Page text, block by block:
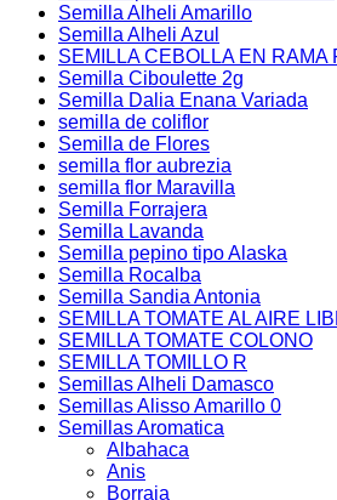
Semilla Alheli Amarillo
Semilla Alheli Azul
SEMILLA CEBOLLA EN RAMA
Semilla Ciboulette 2g
Semilla Dalia Enana Variada
semilla de coliflor
Semilla de Flores
semilla flor aubrezia
semilla flor Maravilla
Semilla Forrajera
Semilla Lavanda
Semilla pepino tipo Alaska
Semilla Rocalba
Semilla Sandia Antonia
SEMILLA TOMATE AL AIRE
SEMILLA TOMATE COLONO
SEMILLA TOMILLO R
Semillas Alheli Damasco
Semillas Alisso Amarillo 0
Semillas Aromatica
Albahaca
Anis
Borraja